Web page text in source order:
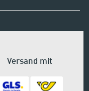
Versand mit